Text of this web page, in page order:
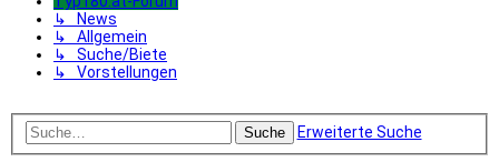
↳ News
↳ Allgemein
↳ Suche/Biete
↳ Vorstellungen
Suche Erweiterte Suche